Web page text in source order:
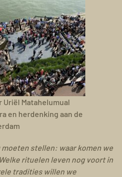
Uriël Matahelumual
en herdenking aan de
moeten stellen: waar komen we
rituelen leven nog voort in
tradities willen we